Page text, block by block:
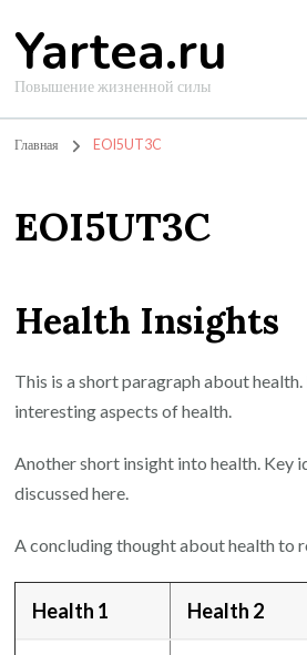
Yartea.ru
Повышение жизненной силы
Главная EOI5UT3C
EOI5UT3C
Health Insights
This is a short paragraph about
interesting aspects of health.
Another short insight into health. Key
discussed here.
A concluding thought about health to
Health 1 Health 2